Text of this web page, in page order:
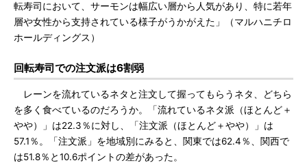
転寿司において、サーモンは幅広い層から人気があり、特に若年
層や女性から支持されている様子がうかがえた」（マルハニチロ
ホールディングス）
回転寿司での注文派は6割弱
レーンを流れているネタと注文して握ってもらうネタ、どちら
を多く食べているのだろうか。「流れているネタ派（ほとんど＋
やや）」は22.3％に対し、「注文派（ほとんど＋やや）」は
57.1％。「注文派」を地域別にみると、関東では62.4％、関西で
は51.8％と10.6ポイントの差があった。